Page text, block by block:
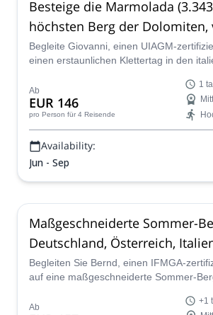
Besteige die Marmolada
höchsten Berg der Dolomiten,
Pian dei Fiacconi
Begleite Giovanni, einen UIAGM-
einen erstaunlichen Klettertag in den
der Dolomiten!
Ab
EUR 146
pro Person für 4 Reisende
1
Availability:
Jun - Sep
Maßgeschneiderte Sommer-
Deutschland, Österreich,
Schweiz
Begleiten Sie Bernd, einen IFMGA-
auf eine maßgeschneiderte Sommer-
eine Tour entwerfen, die Ihrem Niveau,
Ab
+1